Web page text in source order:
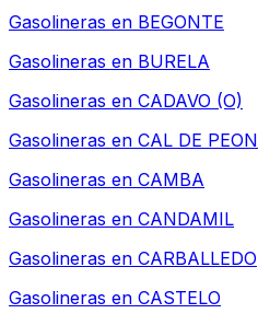
Gasolineras en BEGONTE
Gasolineras en BURELA
Gasolineras en CADAVO (O)
Gasolineras en CAL DE PEON
Gasolineras en CAMBA
Gasolineras en CANDAMIL
Gasolineras en CARBALLEDO
Gasolineras en CASTELO